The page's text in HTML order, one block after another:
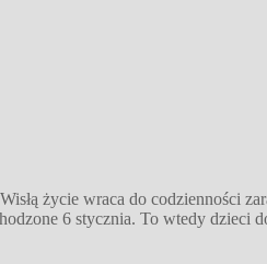
życie wraca do codzienności
6 stycznia. To wtedy dzieci